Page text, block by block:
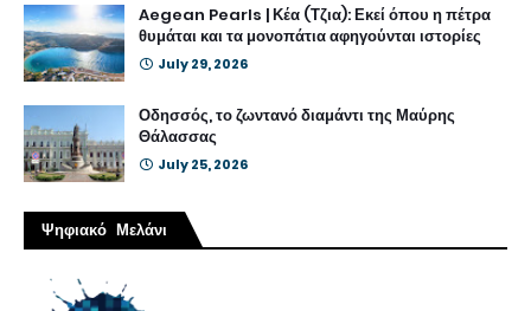
Aegean Pearls | Κέα (Τζια): Εκεί όπου η πέτρα
θυμάται και τα μονοπάτια αφηγούνται ιστορίες
July 29, 2026
Οδησσός, το ζωντανό διαμάντι της Μαύρης
Θάλασσας
July 25, 2026
Ψηφιακό Μελάνι